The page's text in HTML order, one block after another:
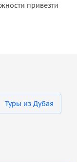
привезти
Туры из Дубая